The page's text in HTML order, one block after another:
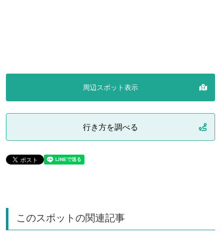
周辺スポット表示
行き方を調べる
このスポットの関連記事